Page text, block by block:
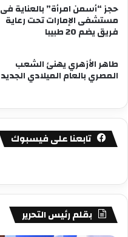
حجز “أسمن امرأة” بالعناية فى
مستشفى الإمارات تحت رعاية
فريق يضم 20 طبيبا
طاهر الأزهري يهنئ الشعب
المصري بالعام الميلادي الجديد
تابعنا على فيسبوك
بقلم رئيس التحرير